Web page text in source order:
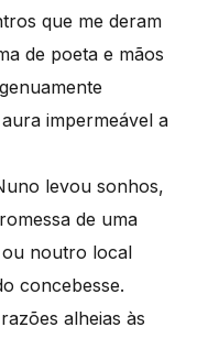
que me deram
de poeta e mãos
impermeável a
levou sonhos,
de uma
noutro local
concebesse.
alheias às